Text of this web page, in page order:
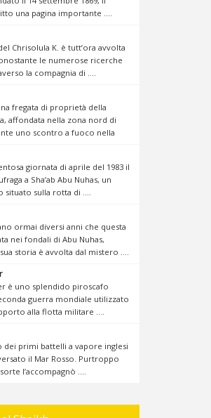
una pagina importante ....
Chrisolula K. è tutt’ora avvolta
le numerose ricerche
la compagnia di ....
fregata di proprietà della
affondata nella zona nord di
uno scontro a fuoco nella
giornata di aprile del 1983 il
a Sha’ab Abu Nuhas, un
situato sulla rotta di ....
ormai diversi anni che questa
nei fondali di Abu Nuhas,
storia è avvolta dal mistero ....
è uno splendido piroscafo
guerra mondiale utilizzato
alla flotta militare ....
dei primi battelli a vapore inglesi
il Mar Rosso. Purtroppo
l’accompagnò ....